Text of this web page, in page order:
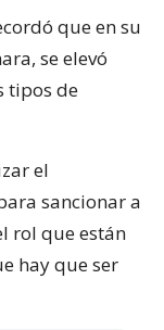
que en su
se elevó
tipos de
el
sancionar a
rol que están
hay que ser